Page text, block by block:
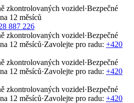
zkontrolovaných vozidel·Bezpečné
12 měsíců
887 226
zkontrolovaných vozidel·Bezpečné
12 měsíců·Zavolejte pro radu: +420
zkontrolovaných vozidel·Bezpečné
12 měsíců·Zavolejte pro radu: +420
zkontrolovaných vozidel·Bezpečné
12 měsíců·Zavolejte pro radu: +420